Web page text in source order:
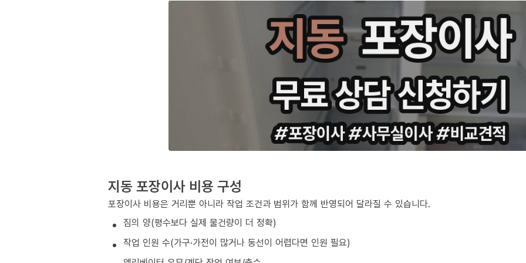
지동 포장이사 비용 구성
포장이사 비용은 거리뿐 아니라 작업 조건과 범위가 함께 반영되어 달라질 수 있습니다.
짐의 양(평수보다 실제 물건량이 더 정확)
작업 인원 수(가구·가전이 많거나 동선이 어렵다면 인원 필요)